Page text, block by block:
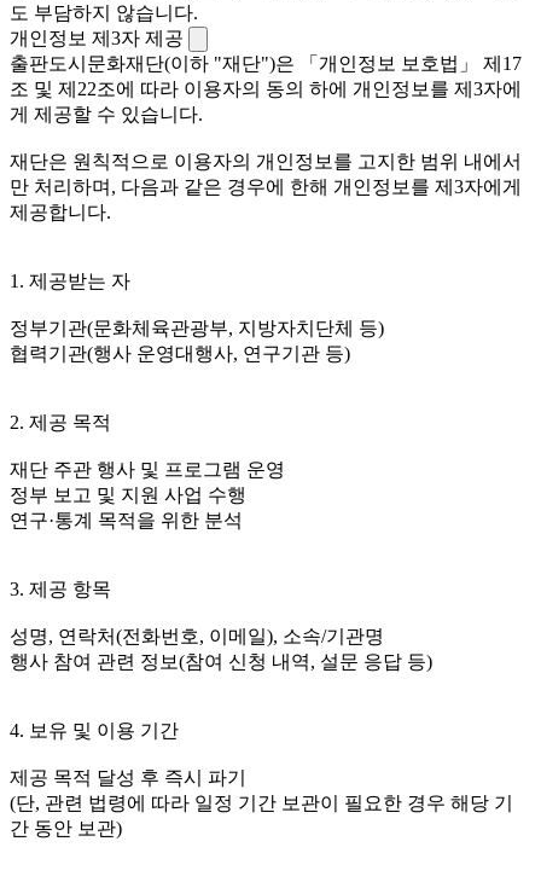
도 부담하지 않습니다.
개인정보 제3자 제공
출판도시문화재단(이하 "재단")은 「개인정보 보호법」 제17
조 및 제22조에 따라 이용자의 동의 하에 개인정보를 제3자에
게 제공할 수 있습니다.
재단은 원칙적으로 이용자의 개인정보를 고지한 범위 내에서
만 처리하며, 다음과 같은 경우에 한해 개인정보를 제3자에게
제공합니다.
1. 제공받는 자
정부기관(문화체육관광부, 지방자치단체 등)
협력기관(행사 운영대행사, 연구기관 등)
2. 제공 목적
재단 주관 행사 및 프로그램 운영
정부 보고 및 지원 사업 수행
연구·통계 목적을 위한 분석
3. 제공 항목
성명, 연락처(전화번호, 이메일), 소속/기관명
행사 참여 관련 정보(참여 신청 내역, 설문 응답 등)
4. 보유 및 이용 기간
제공 목적 달성 후 즉시 파기
(단, 관련 법령에 따라 일정 기간 보관이 필요한 경우 해당 기
간 동안 보관)